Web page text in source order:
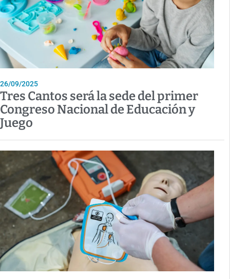
26/09/2025
Tres Cantos será la sede del primer
Congreso Nacional de Educación y
Juego